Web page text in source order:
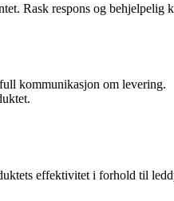
Rask respons og behjelpelig
kommunikasjon om levering.
effektivitet i forhold til